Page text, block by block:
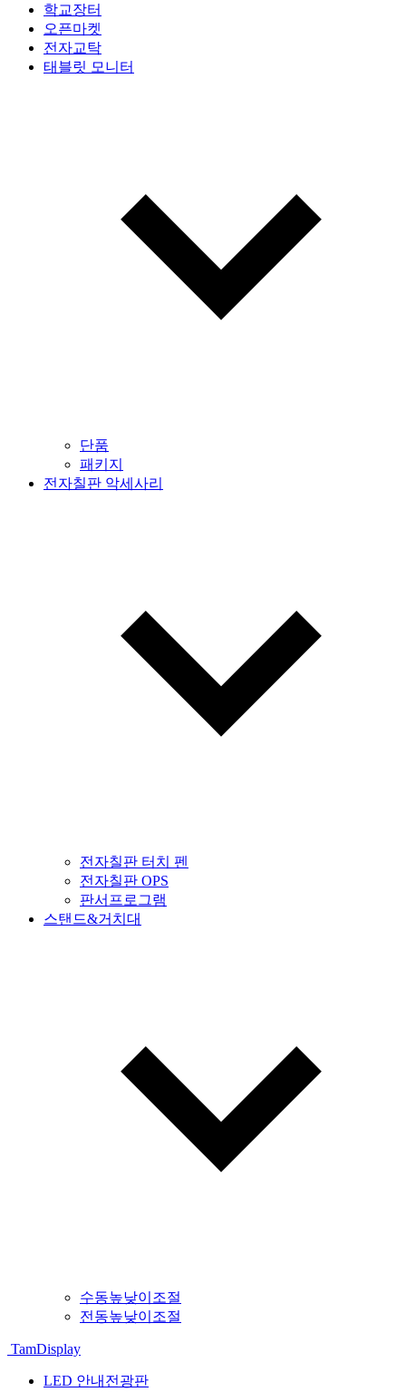
학교장터
오픈마켓
전자교탁
태블릿 모니터
단품
패키지
전자칠판 악세사리
전자칠판 터치 펜
전자칠판 OPS
판서프로그램
스탠드&거치대
수동높낮이조절
전동높낮이조절
TamDisplay
LED 안내전광판